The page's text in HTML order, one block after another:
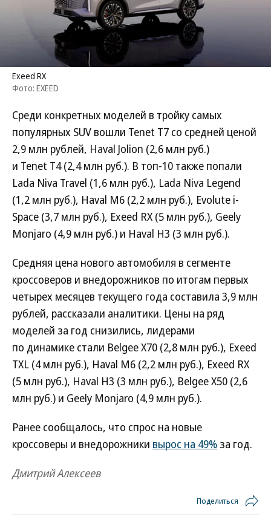
Exeed RX
Фото: EXEED
Среди конкретных моделей в тройку самых
популярных SUV вошли Tenet T7 со средней ценой
2,9 млн рублей, Haval Jolion (2,6 млн руб.)
и Tenet T4 (2,4 млн руб.). В топ-10 также попали
Lada Niva Travel (1,6 млн руб.), Lada Niva Legend
(1,2 млн руб.), Haval M6 (2,2 млн руб.), Evolute i-
Space (3,7 млн руб.), Exeed RX (5 млн руб.), Geely
Monjaro (4,9 млн руб.) и Haval H3 (3 млн руб.).
Средняя цена нового автомобиля в сегменте
кроссоверов и внедорожников по итогам первых
четырех месяцев текущего года составила 3,9 млн
рублей, рассказали аналитики. Цены на ряд
моделей за год снизились, лидерами
по динамике стали Belgee X70 (2,8 млн руб.), Exeed
TXL (4 млн руб.), Haval M6 (2,2 млн руб.), Exeed RX
(5 млн руб.), Haval H3 (3 млн руб.), Belgee X50 (2,6
млн руб.) и Geely Monjaro (4,9 млн руб.).
Ранее сообщалось, что спрос на новые
кроссоверы и внедорожники вырос на 49% за год.
Дмитрий Алексеев
Поделиться